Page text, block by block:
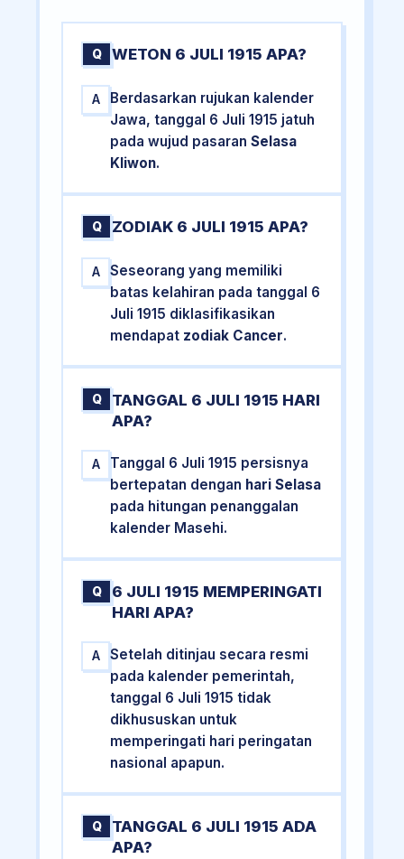
Q WETON 6 JULI 1915 APA?
A
Berdasarkan rujukan kalender
Jawa, tanggal 6 Juli 1915 jatuh
pada wujud pasaranSelasa
Kliwon.
Q ZODIAK 6 JULI 1915 APA?
A
Seseorang yang memiliki
batas kelahiran pada tanggal 6
Juli 1915 diklasifikasikan
mendapat zodiak Cancer.
Q
TANGGAL 6 JULI 1915 HARI
APA?
A
Tanggal 6 Juli 1915 persisnya
bertepatan dengan hari Selasa
pada hitungan penanggalan
kalender Masehi.
Q
6 JULI 1915 MEMPERINGATI
HARI APA?
A
Setelah ditinjau secara resmi
pada kalender pemerintah,
tanggal 6 Juli 1915 tidak
dikhususkan untuk
memperingati hari peringatan
nasional apapun.
Q
TANGGAL 6 JULI 1915 ADA
APA?